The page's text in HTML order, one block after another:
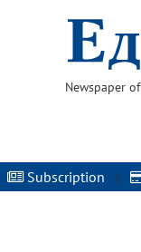
Newspaper
Subscription |